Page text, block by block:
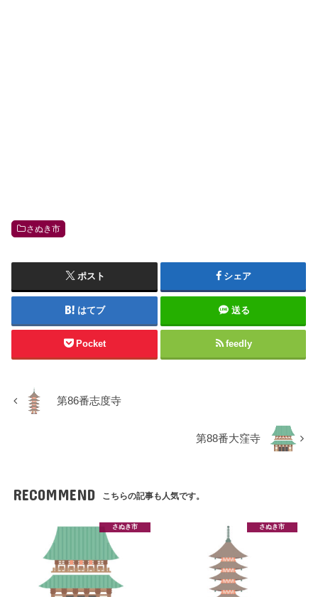
さぬき市
ポスト シェア
はてブ 送る
Pocket feedly
第86番志度寺
第88番大窪寺
RECOMMEND こちらの記事も人気です。
さぬき市 さぬき市